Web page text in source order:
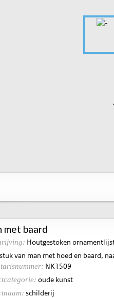
met baard
Houtgestoken
van man met hoed en baard,
NK1509
oude kunst
schilderij